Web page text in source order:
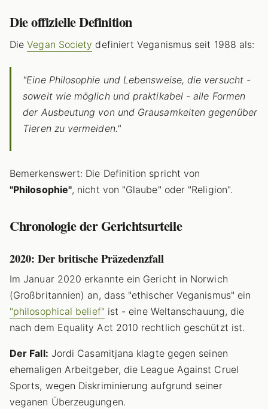
Die offizielle Definition
DieVegan Society definiert Veganismus seit 1988 als:
"Eine Philosophie und Lebensweise, die versucht -
soweit wie möglich und praktikabel - alle Formen
der Ausbeutung von und Grausamkeiten gegenüber
Tieren zu vermeiden."
Bemerkenswert: Die Definition spricht von
"Philosophie", nicht von "Glaube" oder "Religion".
Chronologie der Gerichtsurteile
2020: Der britische Präzedenzfall
Im Januar 2020 erkannte ein Gericht in Norwich
(Großbritannien) an, dass "ethischer Veganismus" ein
"philosophical belief" ist - eine Weltanschauung, die
nach dem Equality Act 2010 rechtlich geschützt ist.
Der Fall: Jordi Casamitjana klagte gegen seinen
ehemaligen Arbeitgeber, die League Against Cruel
Sports, wegen Diskriminierung aufgrund seiner
veganen Überzeugungen.